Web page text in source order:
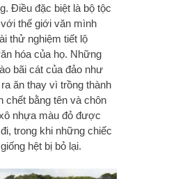
Điều đặc biệt là bộ tộc
thế giới văn mình
thử nghiệm tiết lộ
hóa của họ. Những
bãi cát của đảo như
ăn thay vì trồng thành
chết bằng tên và chôn
nhựa màu đỏ được
trong khi những chiếc
hệt bị bỏ lại.